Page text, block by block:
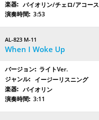
バイオリン/チェロ/アコー
3:53
AL-823 M-11
When I Woke Up
ライトVer.
イージーリスニング
バイオリン
3:11